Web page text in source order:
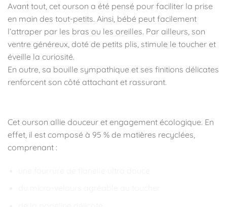
Avant tout, cet ourson a été pensé pour faciliter la prise
en main des tout-petits. Ainsi, bébé peut facilement
l’attraper par les bras ou les oreilles. Par ailleurs, son
ventre généreux, doté de petits plis, stimule le toucher et
éveille la curiosité.
En outre, sa bouille sympathique et ses finitions délicates
renforcent son côté attachant et rassurant.
Cet ourson allie douceur et engagement écologique. En
effet, il est composé à 95 % de matières recyclées,
comprenant :